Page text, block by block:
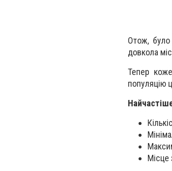
Отож, було
довкола
Тепер
популяцію
Місце